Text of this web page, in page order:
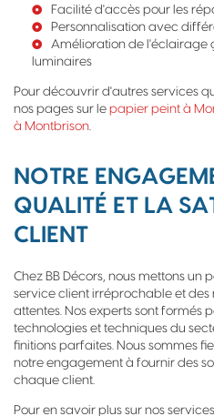
Facilité d'accès pour les
Personnalisation avec
Amélioration de l'éclairage
luminaires
Pour découvrir d'autres services
nos pages sur le papier peint à
à Montbrison.
NOTRE
QUALITÉ ET LA
CLIENT
Chez BB Décors, nous mettons un
service client irréprochable et des
attentes. Nos experts sont formés
technologies et techniques du
finitions parfaites. Nous sommes
notre engagement à fournir des
chaque client.
Pour en savoir plus sur nos